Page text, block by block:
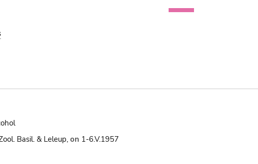
Basil. & Leleup, on 1-6.V.1957